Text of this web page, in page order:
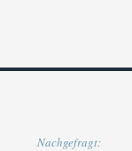
Nachgefragt: